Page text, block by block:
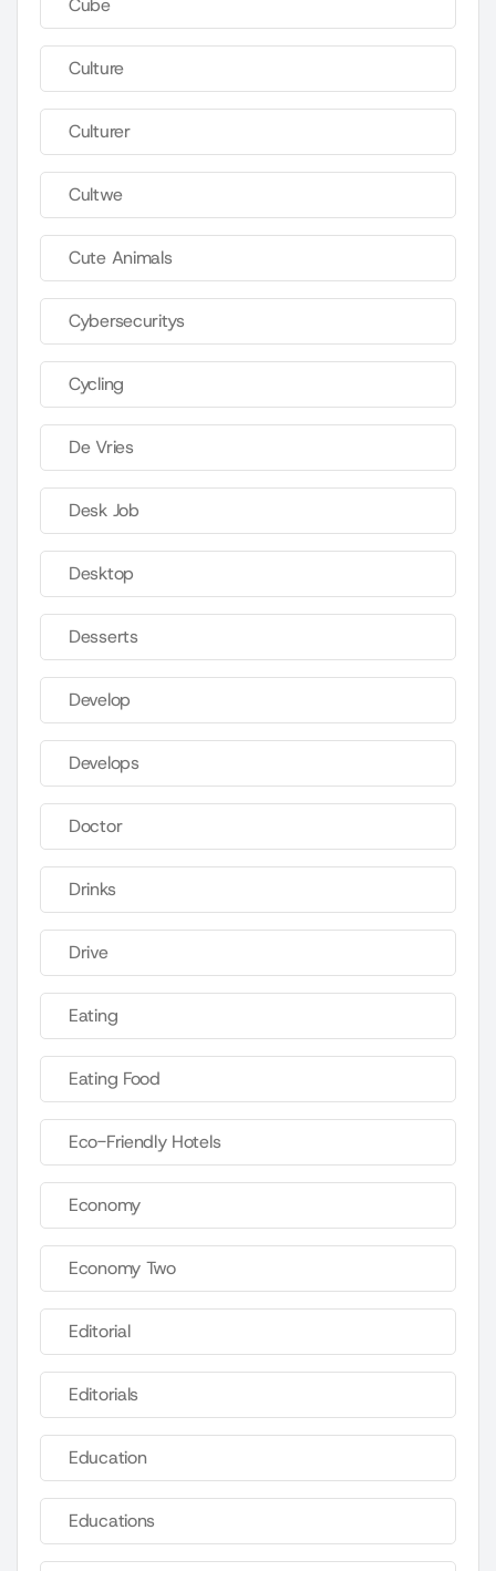
Cube
Culture
Culturer
Cultwe
Cute Animals
Cybersecuritys
Cycling
De Vries
Desk Job
Desktop
Desserts
Develop
Develops
Doctor
Drinks
Drive
Eating
Eating Food
Eco-Friendly Hotels
Economy
Economy Two
Editorial
Editorials
Education
Educations